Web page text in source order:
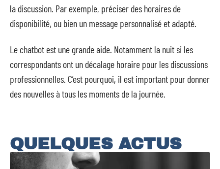
la discussion. Par exemple, préciser des horaires de
disponibilité, ou bien un message personnalisé et adapté.
Le chatbot est une grande aide. Notamment la nuit si les
correspondants ont un décalage horaire pour les discussions
professionnelles. C’est pourquoi, il est important pour donner
des nouvelles à tous les moments de la journée.
QUELQUES ACTUS